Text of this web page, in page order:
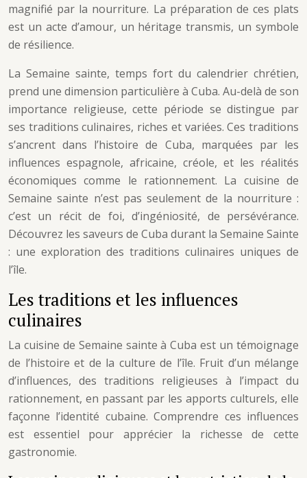
magnifié par la nourriture. La préparation de ces plats
est un acte d’amour, un héritage transmis, un symbole
de résilience.
La Semaine sainte, temps fort du calendrier chrétien,
prend une dimension particulière à Cuba. Au-delà de son
importance religieuse, cette période se distingue par
ses traditions culinaires, riches et variées. Ces traditions
s’ancrent dans l’histoire de Cuba, marquées par les
influences espagnole, africaine, créole, et les réalités
économiques comme le rationnement. La cuisine de
Semaine sainte n’est pas seulement de la nourriture :
c’est un récit de foi, d’ingéniosité, de persévérance.
Découvrez les saveurs de Cuba durant la Semaine Sainte
: une exploration des traditions culinaires uniques de
l’île.
Les traditions et les influences
culinaires
La cuisine de Semaine sainte à Cuba est un témoignage
de l’histoire et de la culture de l’île. Fruit d’un mélange
d’influences, des traditions religieuses à l’impact du
rationnement, en passant par les apports culturels, elle
façonne l’identité cubaine. Comprendre ces influences
est essentiel pour apprécier la richesse de cette
gastronomie.